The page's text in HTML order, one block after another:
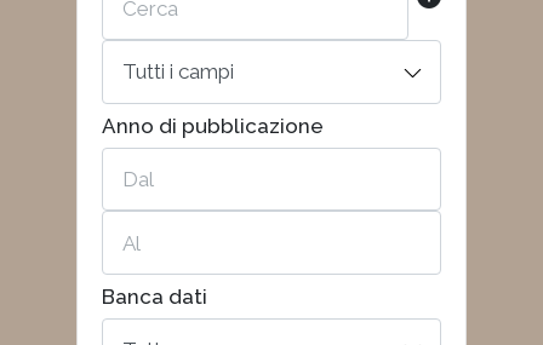
Anno di pubblicazione
Banca dati